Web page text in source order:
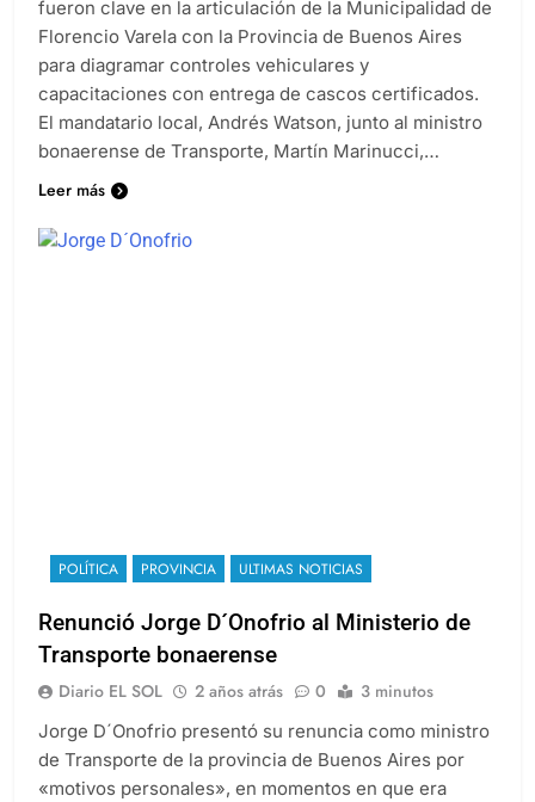
fueron clave en la articulación de la Municipalidad de
Florencio Varela con la Provincia de Buenos Aires
para diagramar controles vehiculares y
capacitaciones con entrega de cascos certificados.
El mandatario local, Andrés Watson, junto al ministro
bonaerense de Transporte, Martín Marinucci,…
Leer más
POLÍTICA PROVINCIA ULTIMAS NOTICIAS
Renunció Jorge D´Onofrio al Ministerio de
Transporte bonaerense
Diario EL SOL 2 años atrás 0 3 minutos
Jorge D´Onofrio presentó su renuncia como ministro
de Transporte de la provincia de Buenos Aires por
«motivos personales», en momentos en que era